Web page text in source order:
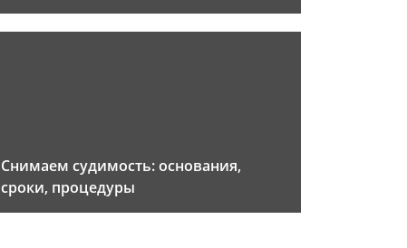
Снимаем судимость: основания,
сроки, процедуры